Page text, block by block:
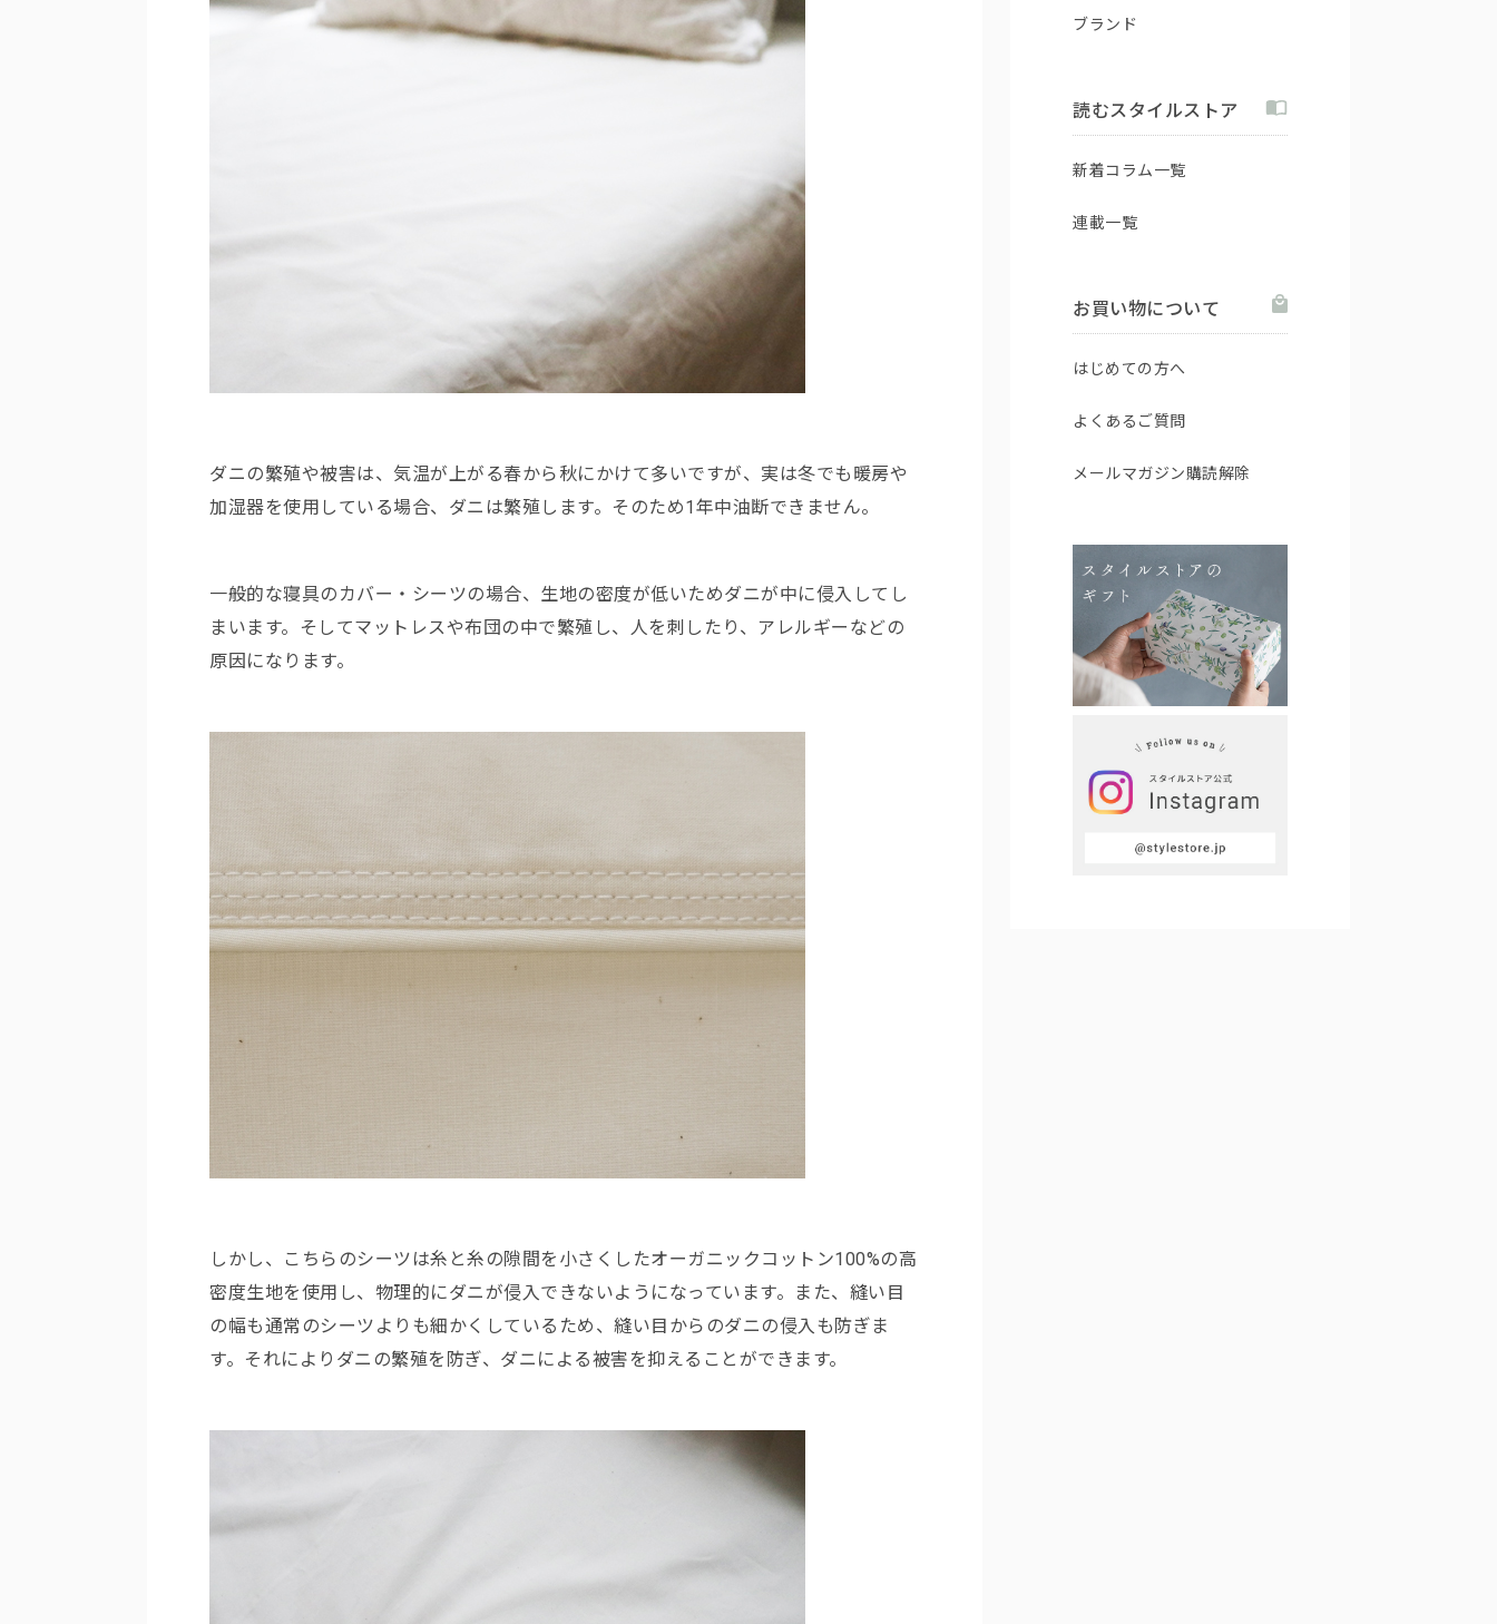
ダニの繁殖や被害は、気温が上がる春から秋にかけて多いですが、実は冬でも暖房や
加湿器を使用している場合、ダニは繁殖します。そのため1年中油断できません。
一般的な寝具のカバー・シーツの場合、生地の密度が低いためダニが中に侵入してし
まいます。そしてマットレスや布団の中で繁殖し、人を刺したり、アレルギーなどの
原因になります。
しかし、こちらのシーツは糸と糸の隙間を小さくしたオーガニックコットン100%の高
密度生地を使用し、物理的にダニが侵入できないようになっています。また、縫い目
の幅も通常のシーツよりも細かくしているため、縫い目からのダニの侵入も防ぎま
す。それによりダニの繁殖を防ぎ、ダニによる被害を抑えることができます。
ブランド
読むスタイルストア
新着コラム一覧
連載一覧
お買い物について
はじめての方へ
よくあるご質問
メールマガジン購読解除